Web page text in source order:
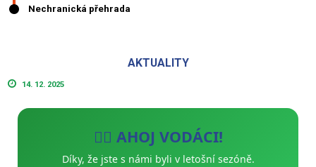
AKTUALITY
14. 12. 2025
🚣‍♂️ AHOJ VODÁCI!
Díky, že jste s námi byli v letošní sezóně.